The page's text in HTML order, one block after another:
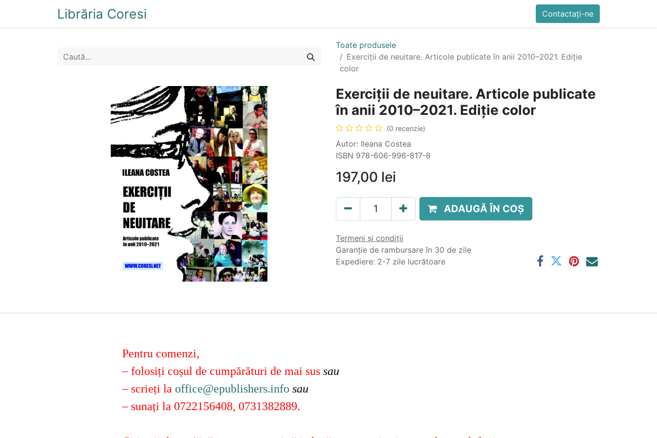
Librăria Coresi Contactați-ne Generator QR
Contactați-ne
Toate produsele
Exerciții de neuitare. Articole publicate în anii 2010–2021. Ediție
color
Exerciții de neuitare. Articole publicate
în anii 2010–2021. Ediție color
(0 recenzie)
Autor: Ileana Costea
ISBN 978-606-996-817-8
197,00 lei
ADAUGĂ ÎN COȘ
Termeni și condiții
Garanție de rambursare în 30 de zile
Expediere: 2-7 zile lucrătoare
Pentru comenzi,
– folosiți coșul de cumpărături de mai sus sau
– scrieți la office@epublishers.info sau
– sunați la 0722156408, 0731382889.